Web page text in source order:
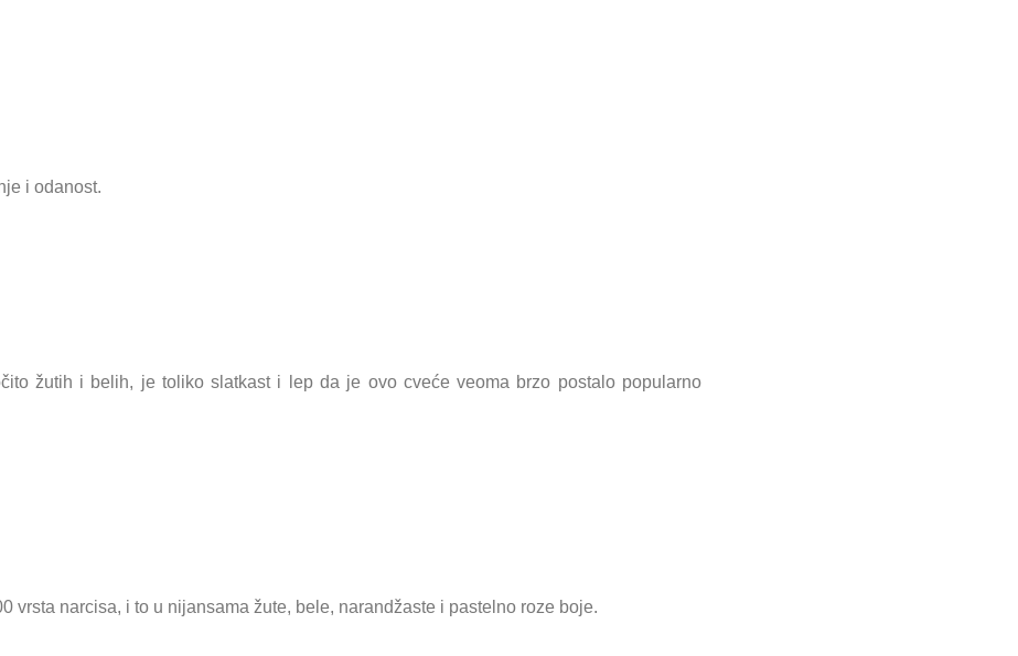
i odanost.
žutih i belih, je toliko slatkast i lep da je ovo cveće veoma brzo postalo popularno
vrsta narcisa, i to u nijansama žute, bele, narandžaste i pastelno roze boje.